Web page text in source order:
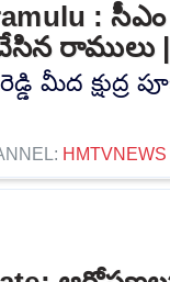
: సీఎం
రాములు
మీద క్షుద్ర
HMTVNEWS